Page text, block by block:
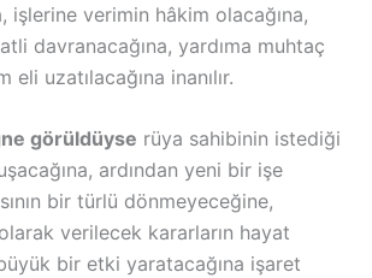
işlerine verimin hâkim olacağına,
davranacağına, yardıma muhtaç
eli uzatılacağına inanılır.
görüldüyse rüya sahibinin istediği
ardından yeni bir işe
bir türlü dönmeyeceğine,
verilecek kararların hayat
bir etki yaratacağına işaret